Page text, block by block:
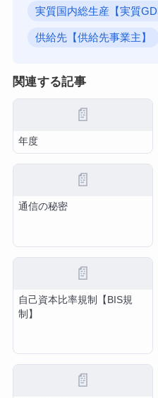
実質国内総生産【実質
供給先【供給先事業主】
関連する記事
📄
年度
📄
通信の秘密
📄
自己資本比率規制【BIS規
制】
📄